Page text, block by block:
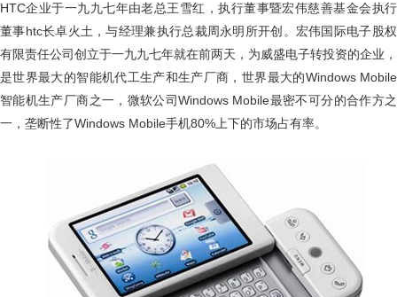
HTC企业于一九九七年由老总王雪红，执行董事暨宏伟慈善基金会执行
董事htc长卓火土，与经理兼执行总裁周永明所开创。宏伟国际电子股权
有限责任公司创立于一九九七年就在前两天，为威盛电子转投资的企业，
是世界最大的智能机代工生产和生产厂商，世界最大的Windows Mobile
智能机生产厂商之一，微软公司Windows Mobile最密不可分的合作方之
一，垄断性了Windows Mobile手机80%上下的市场占有率。